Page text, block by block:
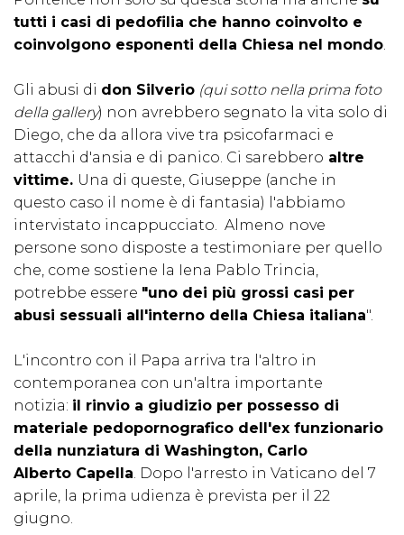
tutti i casi di pedofilia che hanno coinvolto e
coinvolgono esponenti della Chiesa nel mondo
Gli abusi di don Silverio (qui sotto nella prima foto
della gallery) non avrebbero segnato la vita solo di
Diego, che da allora vive tra psicofarmaci e
attacchi d'ansia e di panico. Ci sarebbero altre
vittime. Una di queste, Giuseppe (anche in
questo caso il nome è di fantasia) l'abbiamo
intervistato incappucciato. Almeno nove
persone sono disposte a testimoniare per quello
che, come sostiene la Iena Pablo Trincia,
potrebbe essere "uno dei più grossi casi per
abusi sessuali all'interno della Chiesa italiana".
L'incontro con il Papa arriva tra l'altro in
contemporanea con un'altra importante
notizia: il rinvio a giudizio per possesso di
materiale pedopornografico dell'ex funzionario
della nunziatura di Washington, Carlo
Alberto Capella . Dopo l'arresto in Vaticano del 7
aprile, la prima udienza è prevista per il 22
giugno.